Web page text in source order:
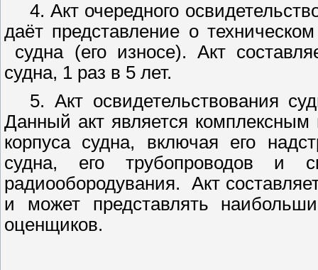
4. Акт очередного
даёт представление о
судна (его износе). Акт
судна, 1 раз в 5 лет.
5. Акт освидетельствования
Данный акт является комплексным
корпуса судна, включая его
судна, его трубопроводов и
радиообородувания.
Акт
и может представлять
оценщиков.